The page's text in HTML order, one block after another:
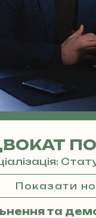
Показати
та